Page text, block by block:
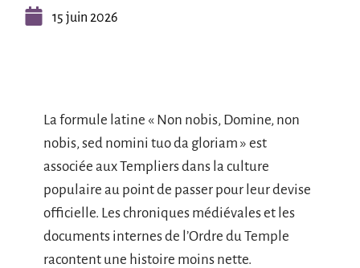
15 juin 2026
La formule latine « Non nobis, Domine, non
nobis, sed nomini tuo da gloriam » est
associée aux Templiers dans la culture
populaire au point de passer pour leur devise
officielle. Les chroniques médiévales et les
documents internes de l’Ordre du Temple
racontent une histoire moins nette.